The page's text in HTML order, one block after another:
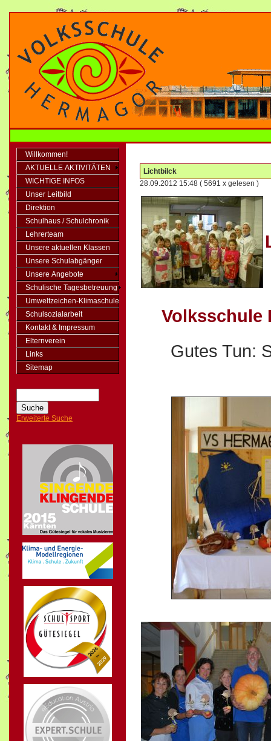
Willkommen!
AKTUELLE AKTIVITÄTEN
WICHTIGE INFOS
Unser Leitbild
Direktion
Schulhaus / Schulchronik
Lehrerteam
Unsere aktuellen Klassen
Unsere Schulabgänger
Unsere Angebote
Schulische Tagesbetreuung
Umweltzeichen-Klimaschule
Schulsozialarbeit
Kontakt & Impressum
Elternverein
Links
Sitemap
Erweiterte Suche
Lichtbilck
28.09.2012 15:48 ( 5691 x gelesen )
Volksschule
Gutes Tun: